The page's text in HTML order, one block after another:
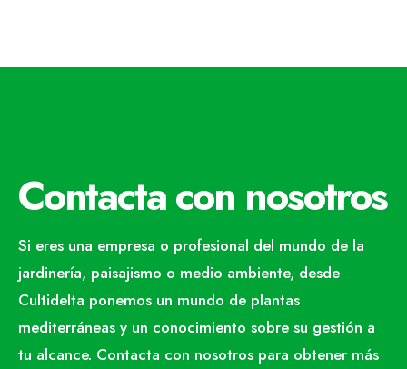
Contacta con nosotros
Si eres una empresa o profesional del mundo de la
jardinería, paisajismo o medio ambiente, desde
Cultidelta ponemos un mundo de plantas
mediterráneas y un conocimiento sobre su gestión a
tu alcance. Contacta con nosotros para obtener más